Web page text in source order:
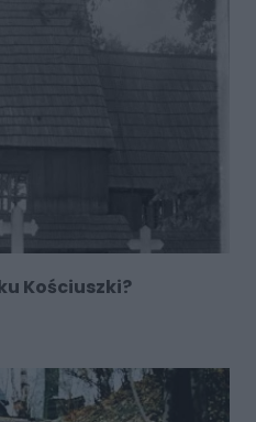
Kościuszki?